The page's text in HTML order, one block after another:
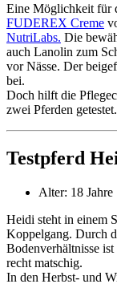
Eine Möglichkeit für
FUDEREX Creme
NutriLabs. Die
auch Lanolin zum
vor Nässe. Der
bei.
Doch hilft die
zwei Pferden getestet.
Testpferd
Alter: 18 Jahre
Heidi steht in einem
Koppelgang. Durch
Bodenverhältnisse
recht matschig.
In den Herbst- und